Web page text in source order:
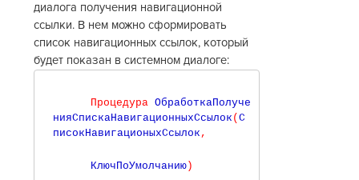
диалога получения навигационной
ссылки. В нем можно сформировать
список навигационных ссылок, который
будет показан в системном диалоге:
Процедура ОбработкаПолуче
нияСпискаНавигационныхСсылок (С
писокНавигационыхСсылок ,
КлючПоУмолчанию )